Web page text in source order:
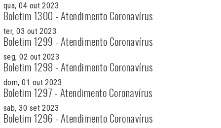
qua, 04 out 2023
Boletim 1300 - Atendimento Coronavírus
ter, 03 out 2023
Boletim 1299 - Atendimento Coronavírus
seg, 02 out 2023
Boletim 1298 - Atendimento Coronavírus
dom, 01 out 2023
Boletim 1297 - Atendimento Coronavírus
sab, 30 set 2023
Boletim 1296 - Atendimento Coronavírus